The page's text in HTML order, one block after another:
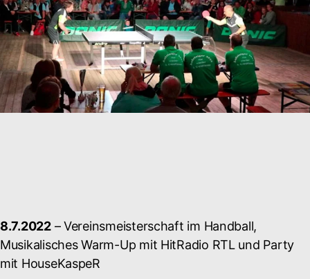
8.7.2022– Vereinsmeisterschaft im Handball,
Musikalisches Warm-Up mit HitRadio RTL und Party
mit HouseKaspeR